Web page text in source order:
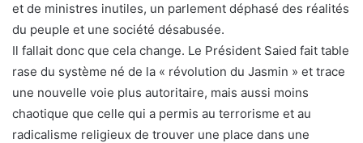
et de ministres inutiles, un parlement déphasé des réalités
du peuple et une société désabusée.
Il fallait donc que cela change. Le Président Saied fait table
rase du système né de la « révolution du Jasmin » et trace
une nouvelle voie plus autoritaire, mais aussi moins
chaotique que celle qui a permis au terrorisme et au
radicalisme religieux de trouver une place dans une